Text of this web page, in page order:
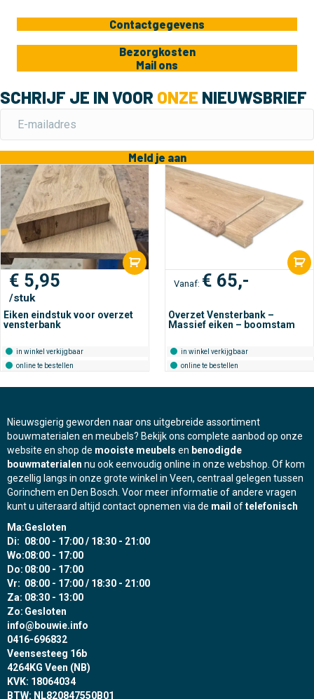
Contactgegevens
Bezorgkosten
Mail ons
SCHRIJF JE IN VOOR ONZE NIEUWSBRIEF
Meld je aan
€ 5,95
/stuk
Eiken eindstuk voor overzet
vensterbank
in winkel verkijgbaar
online te bestellen
Vanaf: € 65,-
Overzet Vensterbank –
Massief eiken – boomstam
in winkel verkijgbaar
online te bestellen
Nieuwsgierig geworden naar ons uitgebreide assortiment
bouwmaterialen en meubels? Bekijk ons complete aanbod op onze
website en shop de mooiste meubels en benodigde
bouwmaterialen nu ook eenvoudig online in onze webshop. Of kom
gezellig langs in onze grote winkel in Veen, centraal gelegen tussen
Gorinchem en Den Bosch. Voor meer informatie of andere vragen
kunt u uiteraard altijd contact opnemen via de mail oftelefonisch
Ma:Gesloten
Di: 08:00 - 17:00 / 18:30 - 21:00
Wo:08:00 - 17:00
Do: 08:00 - 17:00
Vr: 08:00 - 17:00 / 18:30 - 21:00
Za: 08:30 - 13:00
Zo: Gesloten
info@bouwie.info
0416-696832
Veensesteeg 16b
4264KG Veen (NB)
KVK: 18064034
BTW: NL820847550B01